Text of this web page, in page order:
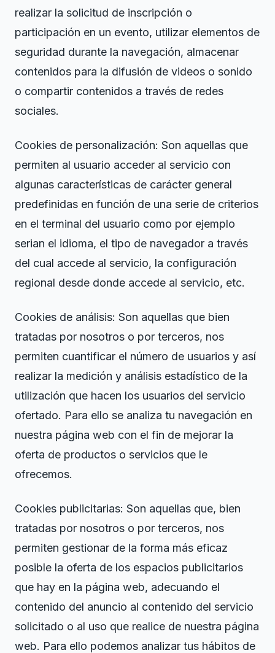
realizar la solicitud de inscripción o
participación en un evento, utilizar elementos de
seguridad durante la navegación, almacenar
contenidos para la difusión de videos o sonido
o compartir contenidos a través de redes
sociales.
Cookies de personalización: Son aquellas que
permiten al usuario acceder al servicio con
algunas características de carácter general
predefinidas en función de una serie de criterios
en el terminal del usuario como por ejemplo
serian el idioma, el tipo de navegador a través
del cual accede al servicio, la configuración
regional desde donde accede al servicio, etc.
Cookies de análisis: Son aquellas que bien
tratadas por nosotros o por terceros, nos
permiten cuantificar el número de usuarios y así
realizar la medición y análisis estadístico de la
utilización que hacen los usuarios del servicio
ofertado. Para ello se analiza tu navegación en
nuestra página web con el fin de mejorar la
oferta de productos o servicios que le
ofrecemos.
Cookies publicitarias: Son aquellas que, bien
tratadas por nosotros o por terceros, nos
permiten gestionar de la forma más eficaz
posible la oferta de los espacios publicitarios
que hay en la página web, adecuando el
contenido del anuncio al contenido del servicio
solicitado o al uso que realice de nuestra página
web. Para ello podemos analizar tus hábitos de